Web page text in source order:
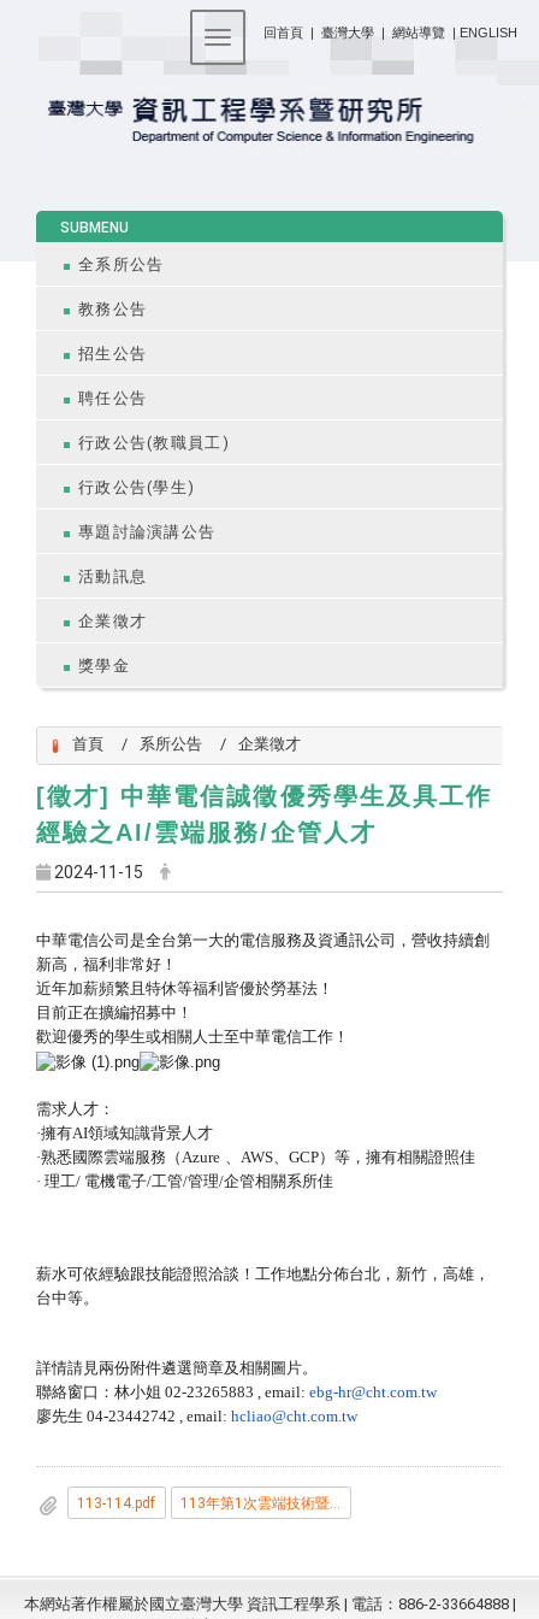
回首頁 | 臺灣大學 | 網站導覽 | ENGLISH
Toggle navigation
SUBMENU
全系所公告
教務公告
招生公告
聘任公告
行政公告(教職員工)
行政公告(學生)
專題討論演講公告
活動訊息
企業徵才
獎學金
首頁 系所公告 企業徵才
[徵才] 中華電信誠徵優秀學生及具工作
經驗之AI/雲端服務/企管人才
2024-11-15
中華電信公司是全台第一大的電信服務及資通訊公司， 營收持續創
新高，福利非常好！
近年加薪頻繁且特休等福利皆優於勞基法！
目前正在擴編招募中！
歡迎優秀的學生或相關人士至中華電信工作！
需求人才：
·擁有AI領域知識背景人才
·熟悉國際雲端服務（ Azure AWS GCP）等， 擁有相關證照佳
· 理工/ 電機電子/工管/管理/企管相關系所佳
薪水可依經驗跟技能證照洽談！工作地點分佈台北，新竹，高雄，
台中等。
詳情請見兩份附件遴選簡章及相關圖片。
聯絡窗口：林小姐 02-23265883 , email: ebg-hr@cht.com.tw
廖先生 04-23442742 , email: hcliao@cht.com.tw
113-114.pdf
本網站著作權屬於國立臺灣大學 資訊工程學系 | 電話：886-2-33664888 |